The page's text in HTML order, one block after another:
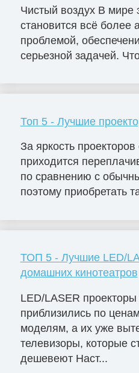
Чистый воздух В мире
становится всё более
проблемой,
серьезной задачей.
Топ 5 - Лучшие
За яркость
приходится
по сравнению с
поэтому приобретать
ТОП 5 - Лучшие LED/
домашних кинотеатров
LED/LASER проекторы
приблизились по
моделям, а их уже
телевизоры, которые
дешевеют Наст...